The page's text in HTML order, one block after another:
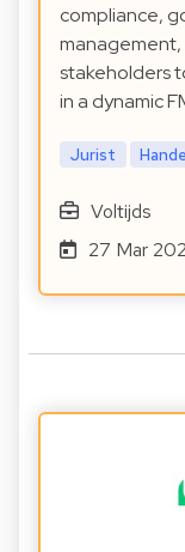
compliance,
management,
stakeholders
in a dynamic
Jurist
Voltijds
27 Mar